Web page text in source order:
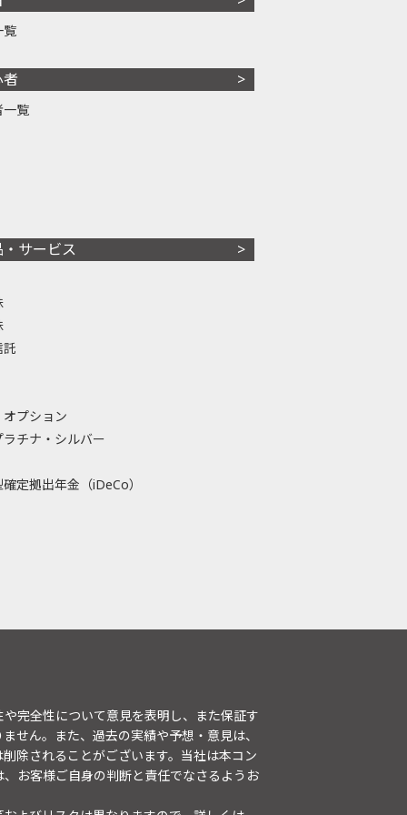
覧
一覧
サービス
託
プション
ラチナ・シルバー
定拠出年金（iDeCo）
完全性について意見を表明し、また保証す
せん。また、過去の実績や予想・意見は、
除されることがございます。当社は本コン
お客様ご自身の判断と責任でなさるようお